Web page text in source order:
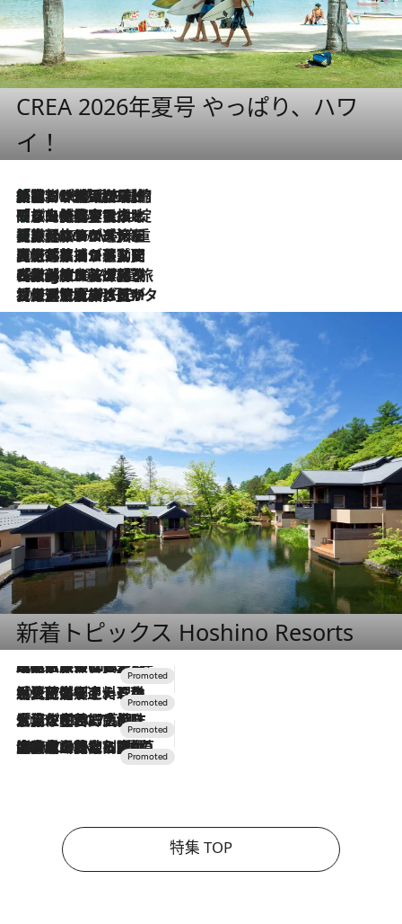
CREA 2026年夏号 やっぱり、ハワ
イ！
2026.8.6
「荷物が増えるほど旅ストレスは増す」美容ジャーナリストがたどり着いた最終結論。“化粧品を劇的に減らす”感動の凝縮美容とは
2026.8.6
「旅先には金髪ウィッグを持参」日本と同じメイクでは損してる!? 美容ジャーナリストが提案する“掟破りの旅美容”とは
2026.8.6
【厳選旅コスメ】「身軽さ＆UV対策重視！」ヘアアーティストshucoが選んだ夏旅ベストコスメを発表【Mサイズジップ】
2026.8.5
【厳選旅コスメ】国内をあちこち移動する河井菜摘が選んだ夏旅ベストコスメ発表！「リラックスアイテムはマスト」【Mサイズジップ】
2026.8.4
【厳選旅コスメ】「紫外線＆乾燥対策しながらメイク感も！」ヘア＆メイクGeorgeが選んだ夏旅ベストコスメを発表！【Mサイズジップ】
2026.8.3
【厳選旅コスメ】「保湿もタイパ重視！」“サウナ好き”タレント清水みさとが愛用する夏旅ベストコスメを発表！【Mサイズジップ】
新着トピックス Hoshino Resorts
2026.7.31
【ホテル帰省】という選択肢をOMOが提案。家族とほどよい距離を保つには「昼は実家、夜は気兼ねなくホテルで！」
2026.7.24
【夏限定ディナーコース】旬を迎える稚鮎や花ズッキーニなどをイタリア・トスカーナの郷土料理の手法で満喫！
2026.7.17
「土佐和ハーブかき氷」がOMO7高知に登場！生姜、山椒、大葉など目にも舌にも涼を呼ぶ郷土の味
2026.7.10
NEW OPEN！【界 草津】名湯の地に誕生。趣の異なる2種の温泉と上州ならではの会席・蕎麦割烹など美食を味わう究極の癒やし旅
特集 TOP